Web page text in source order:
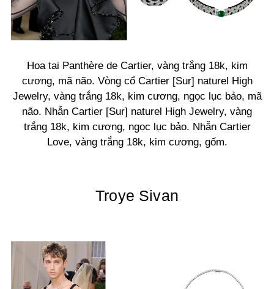
Hoa tai Panthère de Cartier, vàng trắng 18k, kim
cương, mã não. Vòng cổ Cartier [Sur] naturel High
Jewelry, vàng trắng 18k, kim cương, ngọc lục bảo, mã
não. Nhẫn Cartier [Sur] naturel High Jewelry, vàng
trắng 18k, kim cương, ngọc lục bảo. Nhẫn Cartier
Love, vàng trắng 18k, kim cương, gốm.
Troye Sivan